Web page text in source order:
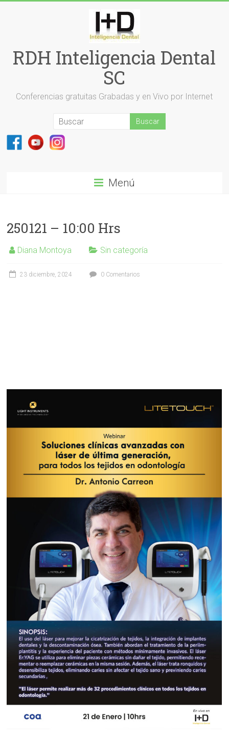
RDH Inteligencia Dental
SC
Conferencias gratuitas Grabadas y en Vivo por Internet
Menú
250121 – 10:00 Hrs
Diana Montoya Sin categoría
23 diciembre, 2024 0 Comentarios